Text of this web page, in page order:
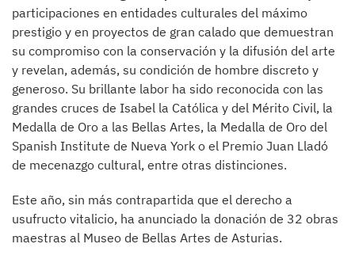
participaciones en entidades culturales del máximo
prestigio y en proyectos de gran calado que demuestran
su compromiso con la conservación y la difusión del arte
y revelan, además, su condición de hombre discreto y
generoso. Su brillante labor ha sido reconocida con las
grandes cruces de Isabel la Católica y del Mérito Civil, la
Medalla de Oro a las Bellas Artes, la Medalla de Oro del
Spanish Institute de Nueva York o el Premio Juan Lladó
de mecenazgo cultural, entre otras distinciones.
Este año, sin más contrapartida que el derecho a
usufructo vitalicio, ha anunciado la donación de 32 obras
maestras al Museo de Bellas Artes de Asturias.